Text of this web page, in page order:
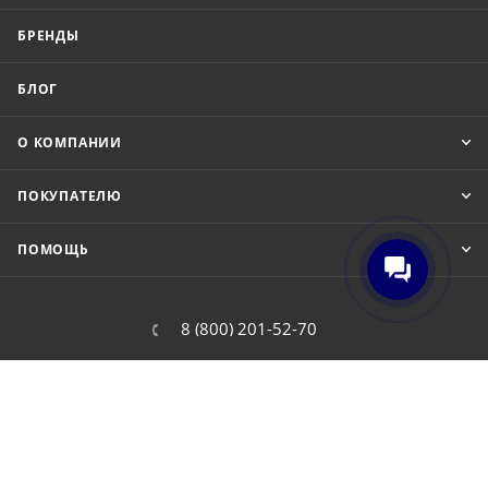
БРЕНДЫ
БЛОГ
О КОМПАНИИ
ПОКУПАТЕЛЮ
ПОМОЩЬ
8 (800) 201-52-70
order@cit.ru